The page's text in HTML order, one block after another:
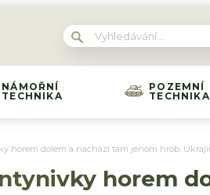
NÁMOŘNÍ
TECHNIKA
POZEMNÍ
TECHNIKA
horem dolem a nachází tam jenom hrob.
horem